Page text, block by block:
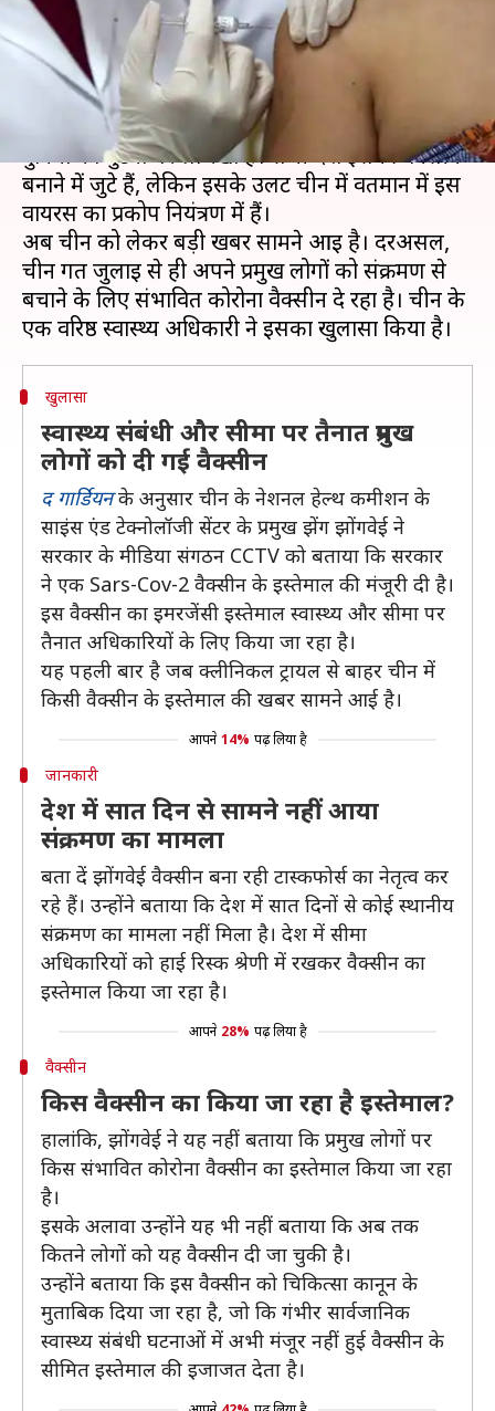
लेखन भारत शर्मा Aug 24, 2020 09:07 pm
क्या है खबर?
चीन ने निकले खतरनाक कोरोना वायरस ने वर्तमान में पूरी
दुनिया को घुटनों पर ला रखा है। सभी देश इसकी वैक्सीन
बनाने में जुटे हैं, लेकिन इसके उलट चीन में वर्तमान में इस
वायरस का प्रकोप नियंत्रण में हैं।
अब चीन को लेकर बड़ी खबर सामने आई है। दरअसल,
चीन गत जुलाई से ही अपने प्रमुख लोगों को संक्रमण से
बचाने के लिए संभावित कोरोना वैक्सीन दे रहा है। चीन के
खुलासा
स्वास्थ्य संबंधी और सीमा पर तैनात प्रमुख
लोगों को दी गई वैक्सीन
द गार्डियनके अनुसार चीन के नेशनल हेल्थ कमीशन के
साइंस एंड टेक्नोलॉजी सेंटर के प्रमुख झेंग झोंगवेई ने
सरकार के मीडिया संगठन CCTV को बताया कि सरकार
ने एक Sars-Cov-2 वैक्सीन के इस्तेमाल की मंजूरी दी है।
इस वैक्सीन का इमरजेंसी इस्तेमाल स्वास्थ्य और सीमा पर
तैनात अधिकारियों के लिए किया जा रहा है।
यह पहली बार है जब क्लीनिकल ट्रायल से बाहर चीन में
किसी वैक्सीन के इस्तेमाल की खबर सामने आई है।
आपने 14% पढ़ लिया है
जानकारी
देश में सात दिन से सामने नहीं आया
संक्रमण का मामला
बता दें झोंगवेई वैक्सीन बना रही टास्कफोर्स का नेतृत्व कर
रहे हैं। उन्होंने बताया कि देश में सात दिनों से कोई स्थानीय
संक्रमण का मामला नहीं मिला है। देश में सीमा
अधिकारियों को हाई रिस्क श्रेणी में रखकर वैक्सीन का
इस्तेमाल किया जा रहा है।
आपने 28% पढ़ लिया है
वैक्सीन
किस वैक्सीन का किया जा रहा है इस्तेमाल?
हालांकि, झोंगवेई ने यह नहीं बताया कि प्रमुख लोगों पर
किस संभावित कोरोना वैक्सीन का इस्तेमाल किया जा रहा
है।
इसके अलावा उन्होंने यह भी नहीं बताया कि अब तक
कितने लोगों को यह वैक्सीन दी जा चुकी है।
उन्होंने बताया कि इस वैक्सीन को चिकित्सा कानून के
मुताबिक दिया जा रहा है, जो कि गंभीर सार्वजानिक
स्वास्थ्य संबंधी घटनाओं में अभी मंजूर नहीं हुई वैक्सीन के
सीमित इस्तेमाल की इजाजत देता है।